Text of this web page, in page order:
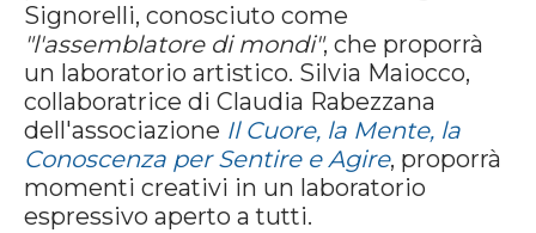
Signorelli, conosciuto come
"l'assemblatore di mondi", che proporrà
un laboratorio artistico. Silvia Maiocco,
collaboratrice di Claudia Rabezzana
dell'associazione Il Cuore, la Mente, la
Conoscenza per Sentire e Agire, proporrà
momenti creativi in un laboratorio
espressivo aperto a tutti.